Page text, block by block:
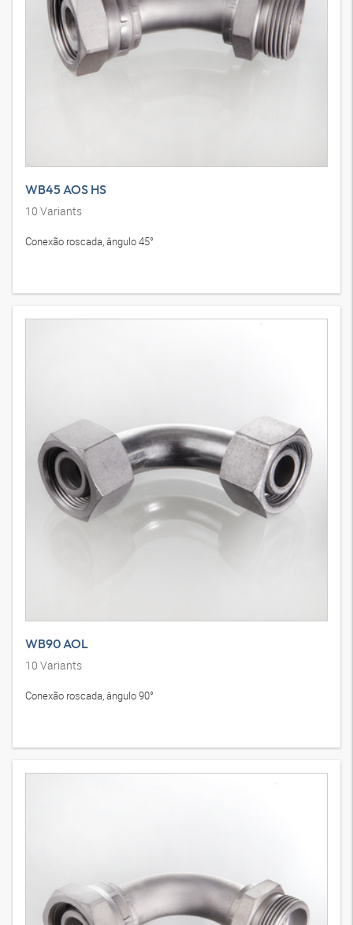
WB45 AOS HS
10 Variants
Conexão roscada, ângulo 45°
WB90 AOL
10 Variants
Conexão roscada, ângulo 90°